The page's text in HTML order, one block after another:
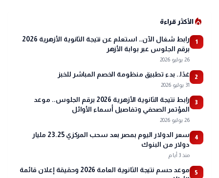
local_fire_departmentالأكثر قراءة
1
رابط شغال الآن.. استعلم عن نتيجة الثانوية الأزهرية 2026
برقم الجلوس عبر بوابة الأزهر
26 يوليو 2026
2 غدًا.. بدء تطبيق منظومة الخصم المباشر للخبز
31 يوليو 2026
3
رابط نتيجة الثانوية الأزهرية 2026 برقم الجلوس.. موعد
المؤتمر الصحفي وتفاصيل أسماء الأوائل
26 يوليو 2026
4
سعر الدولار اليوم بمصر بعد سحب المركزي 23.25 مليار
دولار من البنوك
منذ 3 أيام
5
موعد حسم نتيجة الثانوية العامة 2026 وحقيقة إعلان قائمة